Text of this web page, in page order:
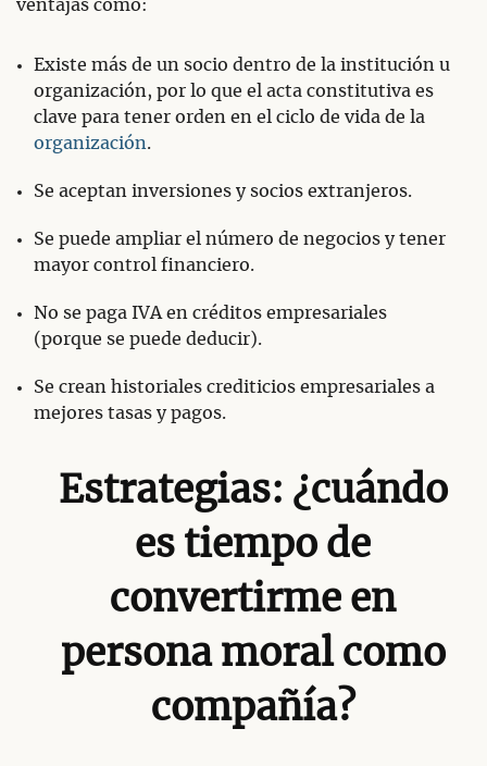
ventajas como:
Existe más de un socio dentro de la institución u
organización, por lo que el acta constitutiva es
clave para tener orden en el ciclo de vida de la
organización.
Se aceptan inversiones y socios extranjeros.
Se puede ampliar el número de negocios y tener
mayor control financiero.
No se paga IVA en créditos empresariales
(porque se puede deducir).
Se crean historiales crediticios empresariales a
mejores tasas y pagos.
Estrategias: ¿cuándo
es tiempo de
convertirme en
persona moral como
compañía?